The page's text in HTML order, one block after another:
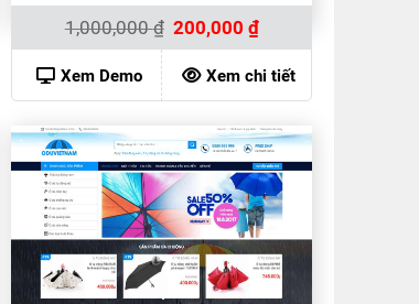
1,000,000₫ Giá
gốc
là:
1,000,000 ₫.
200,000 ₫Giá
hiện
tại
là:
200,000 ₫.
Xem Demo Xem chi tiết